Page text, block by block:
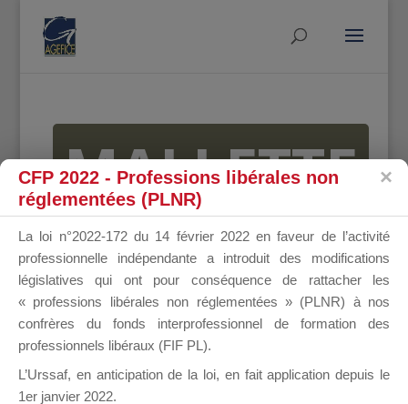
MALLETTE
DU
DIRIGEANT
CFP 2022 - Professions libérales non
réglementées (PLNR)
La loi n°2022-172 du 14 février 2022 en faveur de l’activité
professionnelle indépendante a introduit des modifications
législatives qui ont pour conséquence de rattacher les
« professions libérales non réglementées » (PLNR) à nos
confrères du fonds interprofessionnel de formation des
professionnels libéraux (FIF PL).
L’Urssaf, en anticipation de la loi, en fait application depuis le
1er janvier 2022.